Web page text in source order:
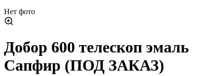
Нет фото
Добор 600 телескоп эмаль
Сапфир (ПОД ЗАКАЗ)